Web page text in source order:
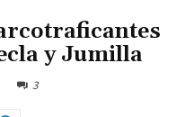
y Jumilla
3